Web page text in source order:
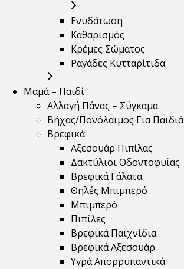
Ενυδάτωση
Καθαρισμός
Κρέμες Σώματος
Ραγάδες Κυτταρίτιδα
Μαμά – Παιδί
Αλλαγή Πάνας – Σύγκαμα
Βήχας/Πονόλαιμος Για Παιδιά
Βρεφικά
Αξεσουάρ Πιπίλας
Δακτύλιοι Οδοντοφυΐας
Βρεφικά Γάλατα
Θηλές Μπιμπερό
Μπιμπερό
Πιπίλες
Βρεφικά Παιχνίδια
Βρεφικά Αξεσουάρ
Υγρά Απορρυπαντικά